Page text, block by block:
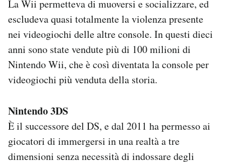
La Wii permetteva di muoversi e socializzare, ed
escludeva quasi totalmente la violenza presente
nei videogiochi delle altre console. In questi dieci
anni sono state vendute più di 100 milioni di
Nintendo Wii, che è così diventata la console per
videogiochi più venduta della storia.
Nintendo 3DS
È il successore del DS, e dal 2011 ha permesso ai
giocatori di immergersi in una realtà a tre
dimensioni senza necessità di indossare degli